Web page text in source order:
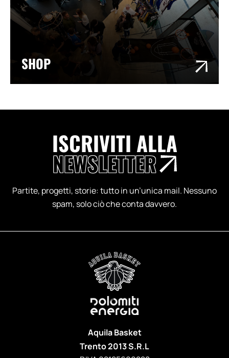
SHOP
Aquila Basket
Trento 2013 S.R.L
ISCRIVITI ALLA
NEWSLETTER
Partite, progetti, storie: tutto in un’unica mail. Nessuno
spam, solo ciò che conta davvero.